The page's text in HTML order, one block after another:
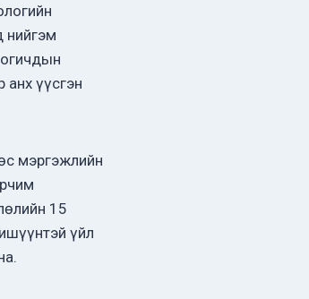
нийгэм
анх үүсгэн
мэргэжлийн
15
үйл